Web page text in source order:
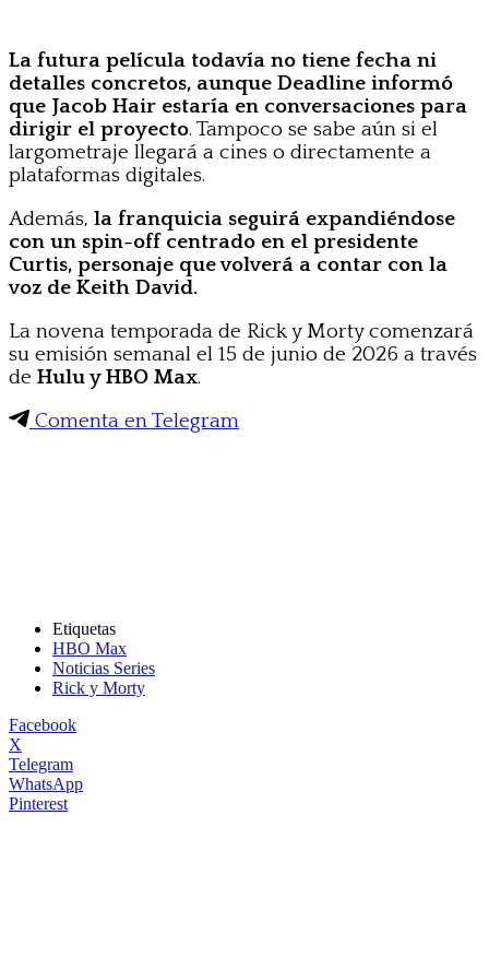
La futura película todavía no tiene fecha ni
detalles concretos, aunque Deadline informó
que Jacob Hair estaría en conversaciones para
dirigir el proyecto. Tampoco se sabe aún si el
largometraje llegará a cines o directamente a
plataformas digitales.
Además, la franquicia seguirá expandiéndose
con un spin-off centrado en el presidente
Curtis, personaje que volverá a contar con la
voz de Keith David.
La novena temporada de Rick y Morty comenzará
su emisión semanal el 15 de junio de 2026 a través
de Hulu y HBO Max.
Comenta en Telegram
Etiquetas
HBO Max
Noticias Series
Rick y Morty
Facebook
X
Telegram
WhatsApp
Pinterest